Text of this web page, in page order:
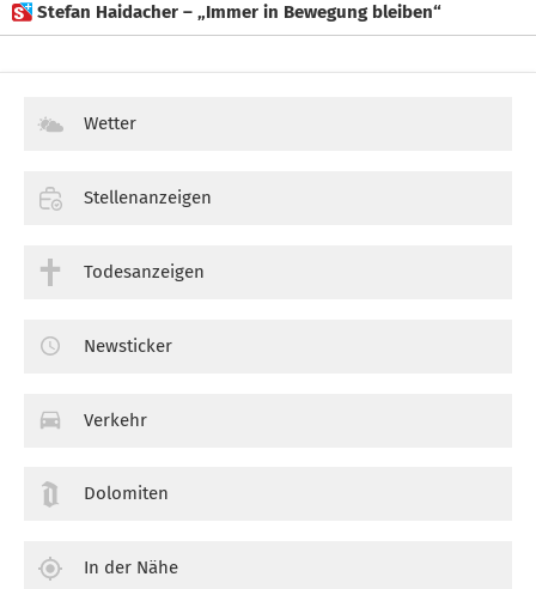
 Stefan Haidacher – „Immer in Bewegung bleiben“
Wetter
Stellenanzeigen
Todesanzeigen
Newsticker
Verkehr
Dolomiten
In der Nähe